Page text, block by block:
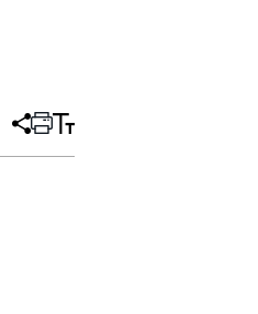
分
文
打 调
大